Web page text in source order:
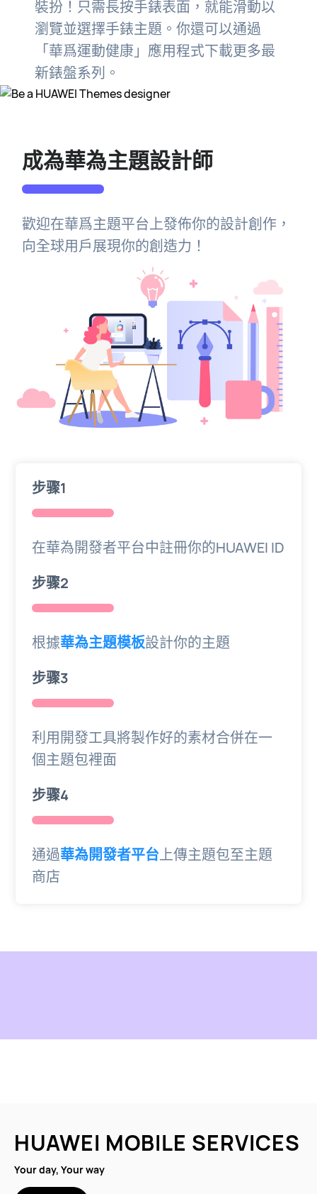
裝扮！只需長按手錶表面，就能滑動以
瀏覽並選擇手錶主題。你還可以通過
「華爲運動健康」應用程式下載更多最
新錶盤系列。
成為華為主題設計師
歡迎在華爲主題平台上發佈你的設計創作，
向全球用戶展現你的創造力！
步骤1
在華為開發者平台中註冊你的HUAWEI ID
步骤2
根據華為主題模板設計你的主題
步骤3
利用開發工具將製作好的素材合併在一
個主題包裡面
步骤4
通過華為開發者平台上傳主題包至主題
商店
HUAWEI MOBILE SERVICES
Your day, Your way